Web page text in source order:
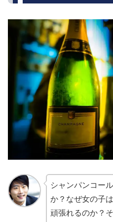
シャンパンコー
か？なぜ女の子
頑張れるのか？